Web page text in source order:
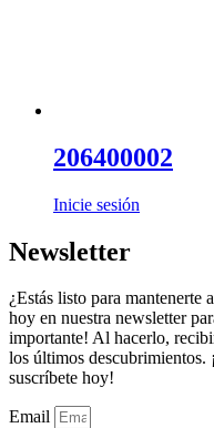
206400002
Inicie sesión
Newsletter
¿Estás listo para mantenerte
hoy en nuestra newsletter
importante! Al hacerlo,
los últimos descubrimientos.
suscríbete hoy!
Email